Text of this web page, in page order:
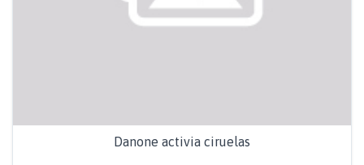
Danone activia ciruelas